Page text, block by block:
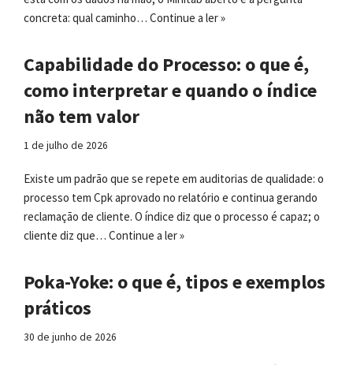
concreta: qual caminho… Continue a ler »
Capabilidade do Processo: o que é,
como interpretar e quando o índice
não tem valor
1 de julho de 2026
Existe um padrão que se repete em auditorias de qualidade: o
processo tem Cpk aprovado no relatório e continua gerando
reclamação de cliente. O índice diz que o processo é capaz; o
cliente diz que… Continue a ler »
Poka-Yoke: o que é, tipos e exemplos
práticos
30 de junho de 2026